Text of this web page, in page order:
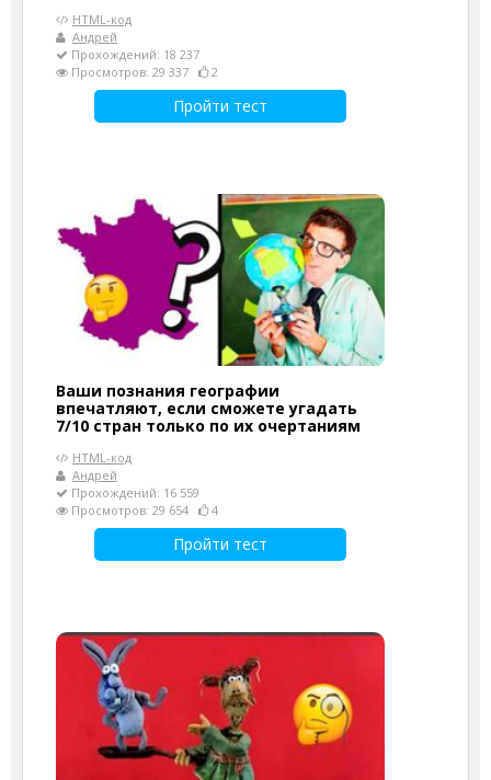
HTML-код
Андрей
Прохождений: 18 237
Просмотров: 29 337
2
Пройти тест
Ваши познания географии
впечатляют, если сможете угадать
7/10 стран только по их очертаниям
HTML-код
Андрей
Прохождений: 16 559
Просмотров: 29 654
4
Пройти тест